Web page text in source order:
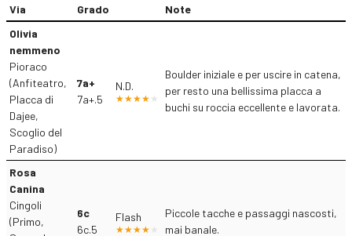
Via Grado
Note
Olivia
nemmeno
Pioraco
(Anfiteatro,
Placca di
Dajee,
Scoglio del
Paradiso)
7a+
7a+.5
N.D.
Boulder iniziale e per uscire in catena,
per resto una bellissima placca a
buchi su roccia eccellente e lavorata.
Rosa
Canina
Cingoli
(Primo,
6c
6c.5
Flash
Piccole tacche e passaggi nascosti,
mai banale.